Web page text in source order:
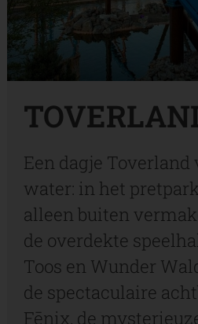
Een dagje
water: in het
alleen buiten
de overdekte
Toos en Wunder
de spectaculaire
Fēnix, de